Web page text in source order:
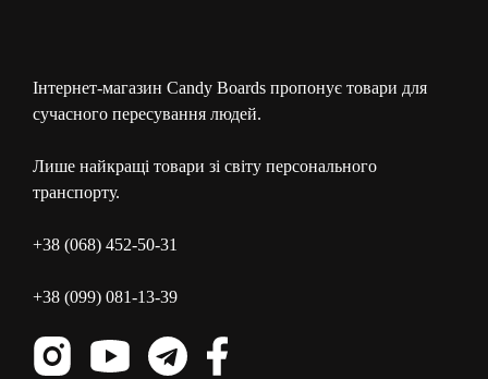
Інтернет-магазин Candy Boards пропонує товари для
сучасного пересування людей.
Лише найкращі товари зі світу персонального
транспорту.
+38 (068) 452-50-31
+38 (099) 081-13-39